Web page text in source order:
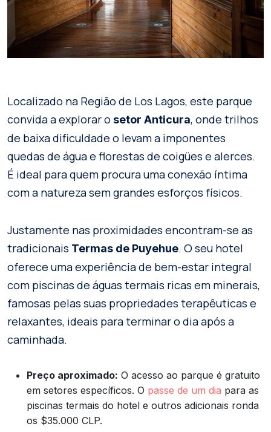
Localizado na Região de Los Lagos, este parque
convida a explorar o setor Anticura, onde trilhos
de baixa dificuldade o levam a imponentes
quedas de água e florestas de coigües e alerces.
É ideal para quem procura uma conexão íntima
com a natureza sem grandes esforços físicos.
Justamente nas proximidades encontram-se as
tradicionais Termas de Puyehue. O seu hotel
oferece uma experiência de bem-estar integral
com piscinas de águas termais ricas em minerais,
famosas pelas suas propriedades terapêuticas e
relaxantes, ideais para terminar o dia após a
caminhada.
Preço aproximado: O acesso ao parque é gratuito
em setores específicos. O passe de um dia para as
piscinas termais do hotel e outros adicionais ronda
os $35.000 CLP.